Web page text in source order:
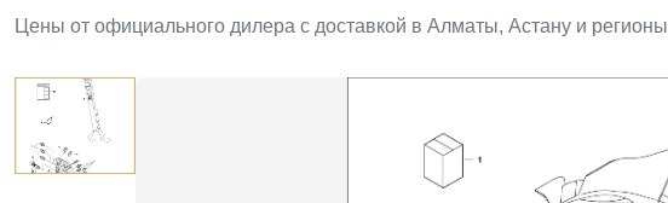
Цены от официального дилера с доставкой в Алматы, Астану и регионы